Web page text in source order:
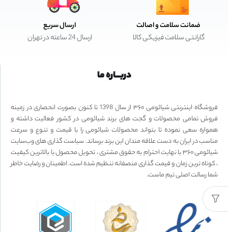
ضمانت سلامت و اصالت
گارانتی سلامت فیزیکی کالا
ارسال سریع
ارسال 24 ساعته در تهران
دربـــاره ما
فروشگاه اینترنتی شیائومی ۳۶۰ از سال 1398 تا کنون بصورت انحصاری در زمینه
فروش تمامی محصولات و گجت های برند شیائومی در کشور فعالیت داشته و
همواره سعی نموده تا بتواند محصولات شیائومی را با قیمت و تنوع و سرعت
مناسب در ایران به دست علاقه مندان این برند برساند. سیاست گذاری های وب‌سایت
شیائومی ۳۶۰ با نهایت احترام به حقوق مشتری ، تحویل محصول با بالاترین کیفیت
، کوتاه ترین زمان و قیمت گذاری منصفانه تنظیم شده است. اطمینان و رضایت خاطر
شما رسالت اصلی تیم ماست.